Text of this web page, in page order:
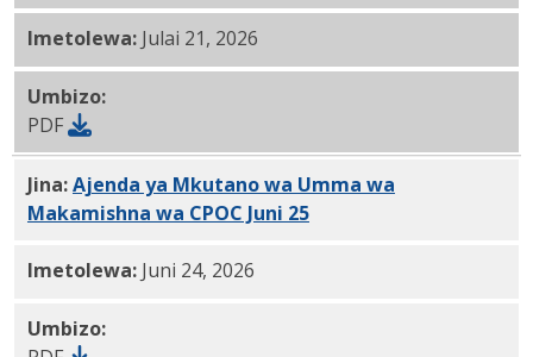
Imetolewa: Julai 21, 2026
Umbizo:
PDF
Jina:Ajenda ya Mkutano wa Umma wa
Makamishna wa CPOC Juni 25, 2026 PDF
Imetolewa: Juni 24, 2026
Umbizo: